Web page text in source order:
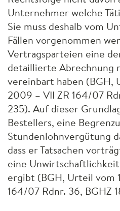
Unternehmer welche
Sie muss deshalb vom
Fällen vorgenommen
Vertragsparteien eine
detaillierte Abrechnung
vereinbart haben (BGH,
2009 – VII ZR 164/07
235). Auf dieser
Bestellers, eine
Stundenlohnvergütung
dass er Tatsachen
eine
ergibt (BGH, Urteil vom
164/07 Rdnr. 36, BGHZ